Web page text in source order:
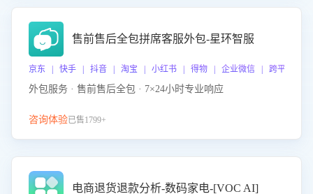
售前售后全包拼席客服外包-星环智服
京东 | 快手 | 抖音 | 淘宝 | 小红书 | 得物 | 企业微信 | 跨平台
外包服务 · 售前售后全包 · 7×24小时专业响应
咨询体验已售1799+
电商退货退款分析-数码家电-[VOC AI]